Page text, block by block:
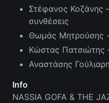
Στέφανος Κοζάνης
συνθέσεις
Θωμάς Μητρούσης
Κώστας Πατσιώτης
Αναστάσης
Info
NASSIA GOFA & THE